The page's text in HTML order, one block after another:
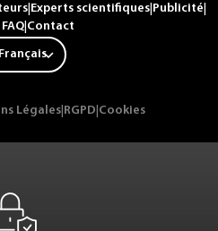
Experts scientifiques Publicité
| Contact
Français
Légales RGPD Cookies